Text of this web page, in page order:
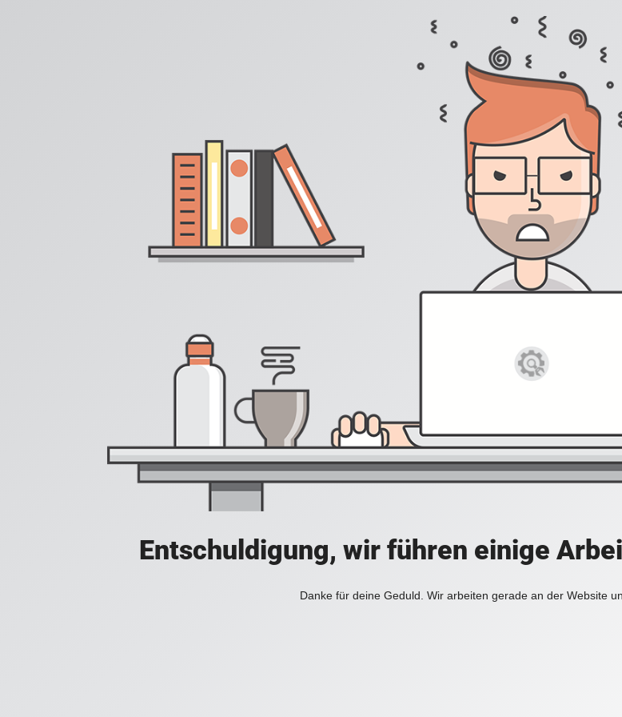
Entschuldigung, wir führen einige
Danke für deine Geduld. Wir arbeiten gerade an der Website